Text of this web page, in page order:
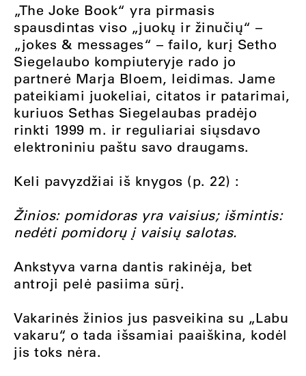
„The Joke Book“ yra pirmasis
spausdintas viso „juokų ir žinučių“ –
„jokes & messages“ – failo, kurį Setho
Siegelaubo kompiuteryje rado jo
partnerė Marja Bloem, leidimas. Jame
pateikiami juokeliai, citatos ir patarimai,
kuriuos Sethas Siegelaubas pradėjo
rinkti 1999 m. ir reguliariai siųsdavo
elektroniniu paštu savo draugams.
Keli pavyzdžiai iš knygos (p. 22) :
Žinios: pomidoras yra vaisius; išmintis:
nedėti pomidorų į vaisių salotas.
Ankstyva varna dantis rakinėja, bet
antroji pelė pasiima sūrį.
Vakarinės žinios jus pasveikina su „Labu
vakaru“, o tada išsamiai paaiškina, kodėl
jis toks nėra.